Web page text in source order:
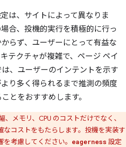
は、サイトによって異なりま
合、投機的実行を積極的に行っ
らず、ユーザーにとって有益な
テクチャが複雑で、ページ ペイ
、ユーザーのインテントを示す
り多く得られるまで推測の頻度
とをおすすめします。
メモリ、CPU のコストだけでなく、
なコストをもたらします。投機を実装す
考慮してください。
eagerness 設定